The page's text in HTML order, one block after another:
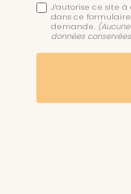
J'autorise ce site
dans ce
demande.
données